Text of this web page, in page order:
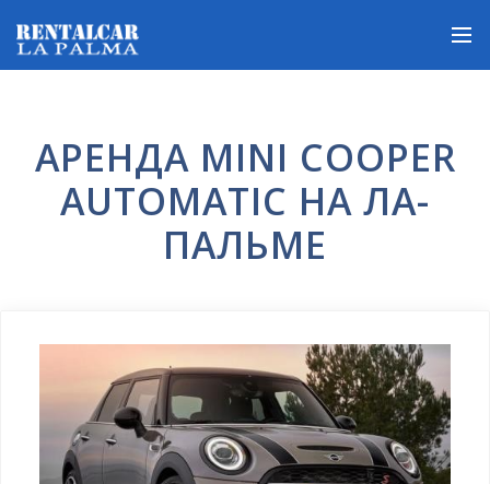
АРЕНДА MINI COOPER
AUTOMATIC НА ЛА-
ПАЛЬМЕ